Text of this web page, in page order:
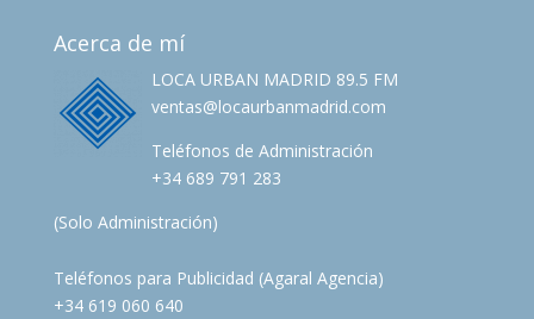
Acerca de mí
LOCA URBAN MADRID 89.5 FM
ventas@locaurbanmadrid.com
Teléfonos de Administración
+34 689 791 283
(Solo Administración)
Teléfonos para Publicidad (Agaral Agencia)
+34 619 060 640